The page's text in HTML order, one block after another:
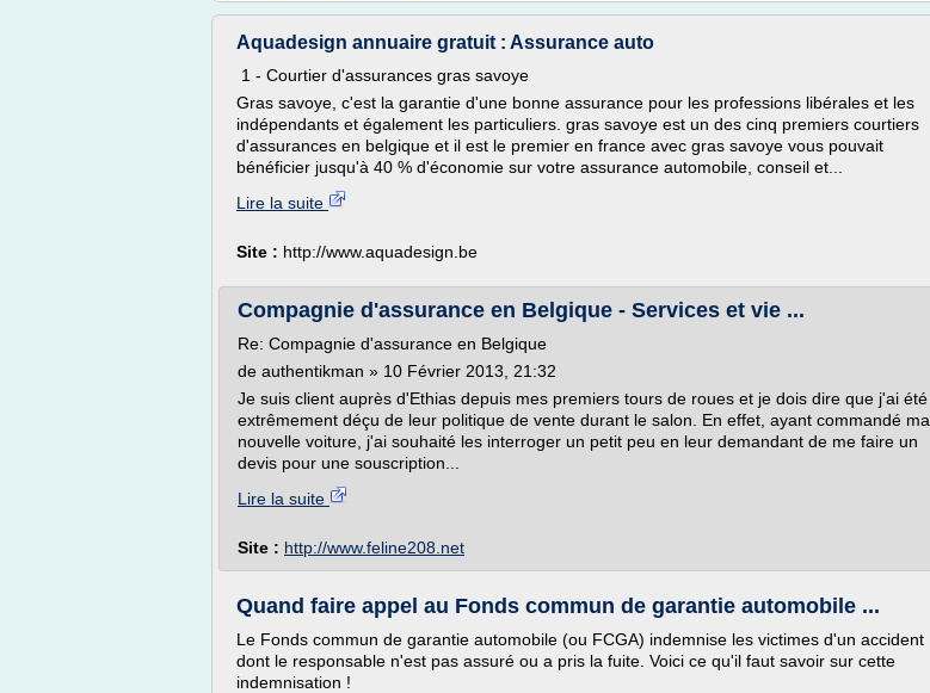
Aquadesign annuaire gratuit : Assurance auto
1 - Courtier d'assurances gras savoye
Gras savoye, c'est la garantie d'une bonne assurance pour les professions libérales et les
indépendants et également les particuliers. gras savoye est un des cinq premiers courtiers
d'assurances en belgique et il est le premier en france avec gras savoye vous pouvait
bénéficier jusqu'à 40 % d'économie sur votre assurance automobile, conseil et...
Lire la suite
Site : http://www.aquadesign.be
Compagnie d'assurance en Belgique - Services et vie ...
Re: Compagnie d'assurance en Belgique
de authentikman » 10 Février 2013, 21:32
Je suis client auprès d'Ethias depuis mes premiers tours de roues et je dois dire que j'ai été
extrêmement déçu de leur politique de vente durant le salon. En effet, ayant commandé ma
nouvelle voiture, j'ai souhaité les interroger un petit peu en leur demandant de me faire un
devis pour une souscription...
Lire la suite
Site : http://www.feline208.net
Quand faire appel au Fonds commun de garantie automobile ...
Le Fonds commun de garantie automobile (ou FCGA) indemnise les victimes d'un accident
dont le responsable n'est pas assuré ou a pris la fuite. Voici ce qu'il faut savoir sur cette
indemnisation !